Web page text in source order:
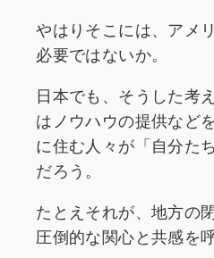
やはりそこには、アメ
必要ではないか。
日本でも、そうした考
はノウハウの提供など
に住む人々が「自分た
だろう。
たとえそれが、地方の
圧倒的な関心と共感を